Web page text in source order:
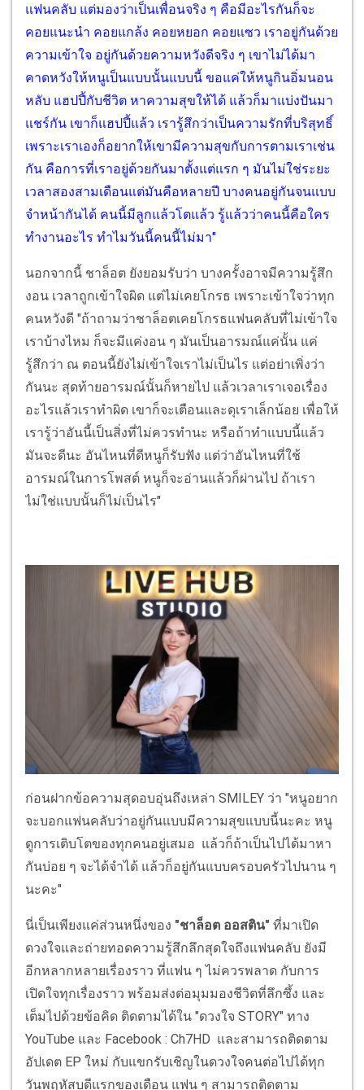
แฟนคลับ แต่มองว่าเป็นเพื่อนจริง ๆ คือมีอะไรกันก็จะ
คอยแนะนำ คอยแกล้ง คอยหยอก คอยแซว เราอยู่กันด้วย
ความเข้าใจ อยู่กันด้วยความหวังดีจริง ๆ เขาไม่ได้มา
คาดหวังให้หนูเป็นแบบนั้นแบบนี้ ขอแค่ให้หนูกินอิ่มนอน
หลับ แฮปปี้กับชีวิต หาความสุขให้ได้ แล้วก็มาแบ่งปันมา
แชร์กัน เขาก็แฮปปี้แล้ว เรารู้สึกว่าเป็นความรักที่บริสุทธิ์
เพราะเราเองก็อยากให้เขามีความสุขกับการตามเราเช่น
กัน คือการที่เราอยู่ด้วยกันมาตั้งแต่แรก ๆ มันไม่ใช่ระยะ
เวลาสองสามเดือนแต่มันคือหลายปี บางคนอยู่กันจนแบบ
จำหน้ากันได้ คนนี้มีลูกแล้วโตแล้ว รู้แล้วว่าคนนี้คือใคร
ทำงานอะไร ทำไมวันนี้คนนี้ไม่มา"
นอกจากนี้ ชาล็อต ยังยอมรับว่า บางครั้งอาจมีความรู้สึก
งอน เวลาถูกเข้าใจผิด แต่ไม่เคยโกรธ เพราะเข้าใจว่าทุก
คนหวังดี "ถ้าถามว่าชาล็อตเคยโกรธแฟนคลับที่ไม่เข้าใจ
เราบ้างไหม ก็จะมีแค่งอน ๆ มันเป็นอารมณ์แค่นั้น แค่
รู้สึกว่า ณ ตอนนี้ยังไม่เข้าใจเราไม่เป็นไร แต่อย่าเพิ่งว่า
กันนะ สุดท้ายอารมณ์นั้นก็หายไป แล้วเวลาเราเจอเรื่อง
อะไรแล้วเราทำผิด เขาก็จะเตือนและดุเราเล็กน้อย เพื่อให้
เรารู้ว่าอันนี้เป็นสิ่งที่ไม่ควรทำนะ หรือถ้าทำแบบนี้แล้ว
มันจะดีนะ อันไหนที่ดีหนูก็รับฟัง แต่ว่าอันไหนที่ใช้
อารมณ์ในการโพสต์ หนูก็จะอ่านแล้วก็ผ่านไป ถ้าเรา
ไม่ใช่แบบนั้นก็ไม่เป็นไร"
ก่อนฝากข้อความสุดอบอุ่นถึงเหล่า SMILEY ว่า "หนูอยาก
จะบอกแฟนคลับว่าอยู่กันแบบมีความสุขแบบนี้นะคะ หนู
ดูการเติบโตของทุกคนอยู่เสมอ แล้วก็ถ้าเป็นไปได้มาหา
กันบ่อย ๆ จะได้จำได้ แล้วก็อยู่กันแบบครอบครัวไปนาน ๆ
นะคะ"
นี่เป็นเพียงแค่ส่วนหนึ่งของ "ชาล็อต ออสติน" ที่มาเปิด
ดวงใจและถ่ายทอดความรู้สึกลึกสุดใจถึงแฟนคลับ ยังมี
อีกหลากหลายเรื่องราว ที่แฟน ๆ ไม่ควรพลาด กับการ
เปิดใจทุกเรื่องราว พร้อมส่งต่อมุมมองชีวิตที่ลึกซึ้ง และ
เต็มไปด้วยข้อคิด ติดตามได้ใน "ดวงใจ STORY" ทาง
YouTube และ Facebook : Ch7HD และสามารถติดตาม
อัปเดต EP ใหม่ กับแขกรับเชิญในดวงใจคนต่อไปได้ทุก
วันพฤหัสบดีแรกของเดือน แฟน ๆ สามารถติดตาม